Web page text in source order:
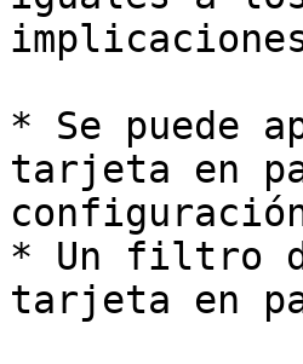
* Se puede
tarjeta en
* Un filtro
tarjeta en